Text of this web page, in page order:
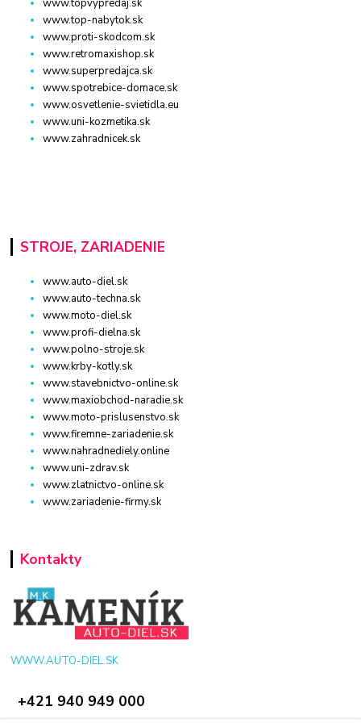
www.topvypredaj.sk
www.top-nabytok.sk
www.proti-skodcom.sk
www.retromaxishop.sk
www.superpredajca.sk
www.spotrebice-domace.sk
www.osvetlenie-svietidla.eu
www.uni-kozmetika.sk
www.zahradnicek.sk
STROJE, ZARIADENIE
www.auto-diel.sk
www.auto-techna.sk
www.moto-diel.sk
www.profi-dielna.sk
www.polno-stroje.sk
www.krby-kotly.sk
www.stavebnictvo-online.sk
www.maxiobchod-naradie.sk
www.moto-prislusenstvo.sk
www.firemne-zariadenie.sk
www.nahradnediely.online
www.uni-zdrav.sk
www.zlatnictvo-online.sk
www.zariadenie-firmy.sk
Kontakty
WWW.AUTO-DIEL.SK
+421 940 949 000